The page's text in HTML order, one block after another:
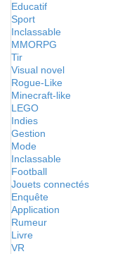
Educatif
Sport
Inclassable
MMORPG
Tir
Visual novel
Rogue-Like
Minecraft-like
LEGO
Indies
Gestion
Mode
Inclassable
Football
Jouets connectés
Enquête
Application
Rumeur
Livre
VR